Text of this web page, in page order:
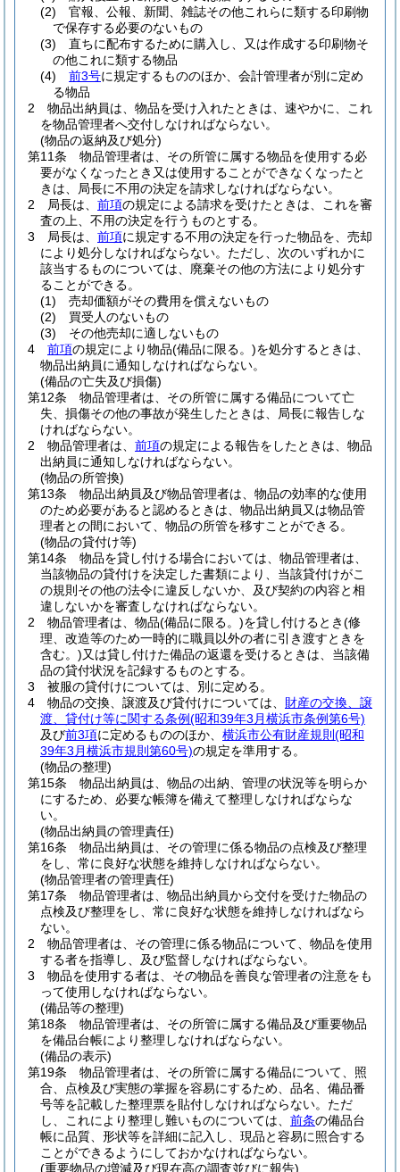
(2)
官報、公報、新聞、雑誌その他これらに類する印刷物
で保存する必要のないもの
(3)
直ちに配布するために購入し、又は作成する印刷物そ
の他これに類する物品
(4)
前3号に規定するもののほか、会計管理者が別に定め
る物品
2
物品出納員は、物品を受け入れたときは、速やかに、これ
を物品管理者へ交付しなければならない。
(物品の返納及び処分)
第11条
物品管理者は、その所管に属する物品を使用する必
要がなくなったとき又は使用することができなくなったと
きは、局長に不用の決定を請求しなければならない。
2
局長は、 前項の規定による請求を受けたときは、これを審
査の上、不用の決定を行うものとする。
3
局長は、 前項に規定する不用の決定を行った物品を、売却
により処分しなければならない。 ただし、次のいずれかに
該当するものについては、廃棄その他の方法により処分す
ることができる。
(1)
売却価額がその費用を償えないもの
(2)
買受人のないもの
(3)
その他売却に適しないもの
4
前項の規定により物品(備品に限る。)を処分するときは、
物品出納員に通知しなければならない。
(備品の亡失及び損傷)
第12条
物品管理者は、その所管に属する備品について亡
失、損傷その他の事故が発生したときは、局長に報告しな
ければならない。
2
物品管理者は、 前項の規定による報告をしたときは、物品
出納員に通知しなければならない。
(物品の所管換)
第13条
物品出納員及び物品管理者は、物品の効率的な使用
のため必要があると認めるときは、物品出納員又は物品管
理者との間において、物品の所管を移すことができる。
(物品の貸付け等)
第14条
物品を貸し付ける場合においては、物品管理者は、
当該物品の貸付けを決定した書類により、当該貸付けがこ
の規則その他の法令に違反しないか、及び契約の内容と相
違しないかを審査しなければならない。
2
物品管理者は、物品(備品に限る。)を貸し付けるとき(修
理、改造等のため一時的に職員以外の者に引き渡すときを
含む。)又は貸し付けた備品の返還を受けるときは、当該備
品の貸付状況を記録するものとする。
3
被服の貸付けについては、別に定める。
4
物品の交換、譲渡及び貸付けについては、 財産の交換、譲
渡、貸付け等に関する条例(昭和39年3月横浜市条例第6号)
及び前3項に定めるもののほか、 横浜市公有財産規則 (昭和
39年3月横浜市規則第60号)の規定を準用する。
(物品の整理)
第15条
物品出納員は、物品の出納、管理の状況等を明らか
にするため、必要な帳簿を備えて整理しなければならな
い。
(物品出納員の管理責任)
第16条
物品出納員は、その管理に係る物品の点検及び整理
をし、常に良好な状態を維持しなければならない。
(物品管理者の管理責任)
第17条
物品管理者は、物品出納員から交付を受けた物品の
点検及び整理をし、常に良好な状態を維持しなければなら
ない。
2
物品管理者は、その管理に係る物品について、物品を使用
する者を指導し、及び監督しなければならない。
3
物品を使用する者は、その物品を善良な管理者の注意をも
って使用しなければならない。
(備品等の整理)
第18条
物品管理者は、その所管に属する備品及び重要物品
を備品台帳により整理しなければならない。
(備品の表示)
第19条
物品管理者は、その所管に属する備品について、照
合、点検及び実態の掌握を容易にするため、品名、備品番
号等を記載した整理票を貼付しなければならない。 ただ
し、これにより整理し難いものについては、 前条の備品台
帳に品質、形状等を詳細に記入し、現品と容易に照合する
ことができるようにしておかなければならない。
(重要物品の増減及び現在高の調査並びに報告)